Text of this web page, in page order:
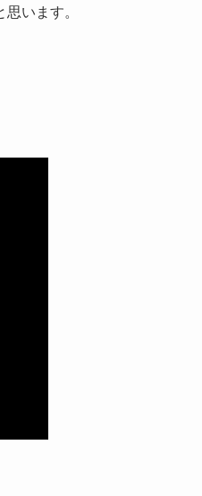
います。